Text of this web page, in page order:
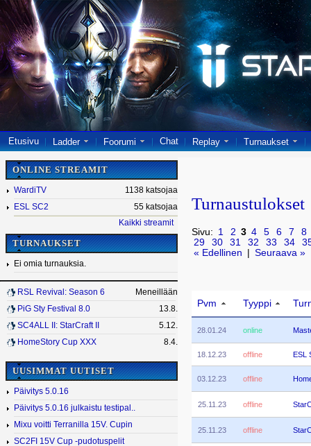
Etusivu Ladder Foorumi Chat Replay Turnaukset
ONLINE STREAMIT
WardiTV
1138 katsojaa
ESL SC2
55 katsojaa
Kaikki streamit
TURNAUKSET
Ei omia turnauksia.
RSL Revival: Season 6
Meneillään
PiG Sty Festival 8.0
13.8.
SC4ALL II: StarCraft II
5.12.
HomeStory Cup XXX
8.4.
UUSIMMAT UUTISET
Päivitys 5.0.16
Päivitys 5.0.16 julkaistu testipal..
Mixu voitti Terranilla 15V. Cupin
SC2FI 15V Cup -pudotuspelit
Turnaustulokset
Sivu: 1 2 3 4 5 6 7
8
29
30 31 32 33 34
« Edellinen
Seuraava »
Pvm Tyyppi
28.01.24 online
18.12.23 offline ESL
03.12.23 offline
25.11.23 offline
25.11.23 offline